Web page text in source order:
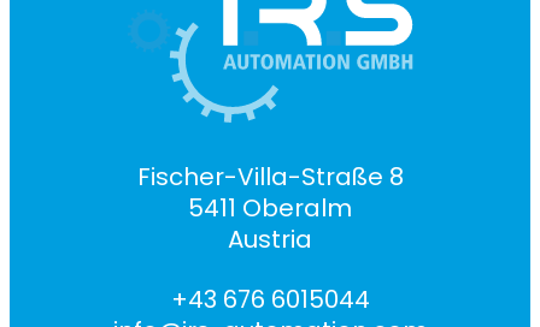
Fischer-Villa-Straße 8
5411 Oberalm
Austria
+43 676 6015044